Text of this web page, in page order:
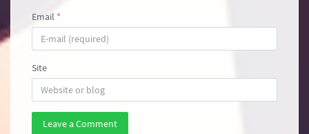
Email *
Site
Leave a Comment